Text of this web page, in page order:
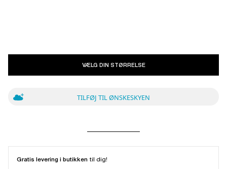
VÆLG DIN STØRRELSE
TILFØJ TIL ØNSKESKYEN
Gratis levering i butikken til dig!